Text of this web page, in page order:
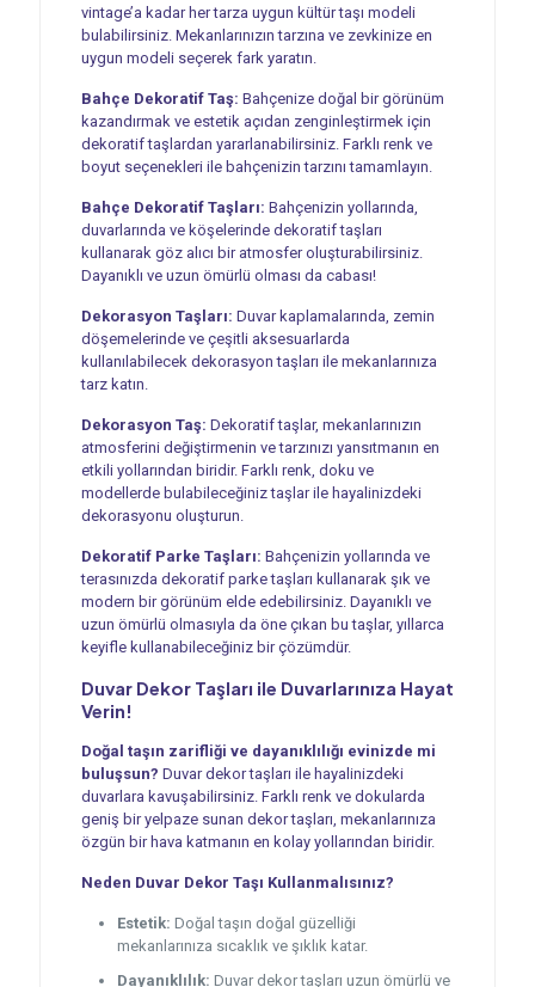
vintage’a kadar her tarza uygun kültür taşı modeli
bulabilirsiniz. Mekanlarınızın tarzına ve zevkinize en
uygun modeli seçerek fark yaratın.
Bahçe Dekoratif Taş: Bahçenize doğal bir görünüm
kazandırmak ve estetik açıdan zenginleştirmek için
dekoratif taşlardan yararlanabilirsiniz. Farklı renk ve
boyut seçenekleri ile bahçenizin tarzını tamamlayın.
Bahçe Dekoratif Taşları: Bahçenizin yollarında,
duvarlarında ve köşelerinde dekoratif taşları
kullanarak göz alıcı bir atmosfer oluşturabilirsiniz.
Dayanıklı ve uzun ömürlü olması da cabası!
Dekorasyon Taşları: Duvar kaplamalarında, zemin
döşemelerinde ve çeşitli aksesuarlarda
kullanılabilecek dekorasyon taşları ile mekanlarınıza
tarz katın.
Dekorasyon Taş: Dekoratif taşlar, mekanlarınızın
atmosferini değiştirmenin ve tarzınızı yansıtmanın en
etkili yollarından biridir. Farklı renk, doku ve
modellerde bulabileceğiniz taşlar ile hayalinizdeki
dekorasyonu oluşturun.
Dekoratif Parke Taşları: Bahçenizin yollarında ve
terasınızda dekoratif parke taşları kullanarak şık ve
modern bir görünüm elde edebilirsiniz. Dayanıklı ve
uzun ömürlü olmasıyla da öne çıkan bu taşlar, yıllarca
keyifle kullanabileceğiniz bir çözümdür.
Duvar Dekor Taşları ile Duvarlarınıza Hayat
Verin!
Doğal taşın zarifliği ve dayanıklılığı evinizde mi
buluşsun? Duvar dekor taşları ile hayalinizdeki
duvarlara kavuşabilirsiniz. Farklı renk ve dokularda
geniş bir yelpaze sunan dekor taşları, mekanlarınıza
özgün bir hava katmanın en kolay yollarından biridir.
Neden Duvar Dekor Taşı Kullanmalısınız?
Estetik: Doğal taşın doğal güzelliği
mekanlarınıza sıcaklık ve şıklık katar.
Dayanıklılık: Duvar dekor taşları uzun ömürlü ve